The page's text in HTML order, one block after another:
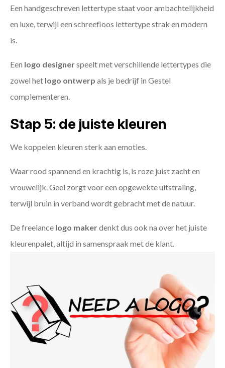
Een handgeschreven lettertype staat voor ambachtelijkheid
en luxe, terwijl een schreefloos lettertype strak en modern
is.
Een logo designerspeelt met verschillende lettertypes die
zowel het logo ontwerp als je bedrijf in Gestel
complementeren.
Stap 5: de juiste kleuren
We koppelen kleuren sterk aan emoties.
Waar rood spannend en krachtig is, is roze juist zacht en
vrouwelijk. Geel zorgt voor een opgewekte uitstraling,
terwijl bruin in verband wordt gebracht met de natuur.
De freelance logo makerdenkt dus ook na over het juiste
kleurenpalet, altijd in samenspraak met de klant.